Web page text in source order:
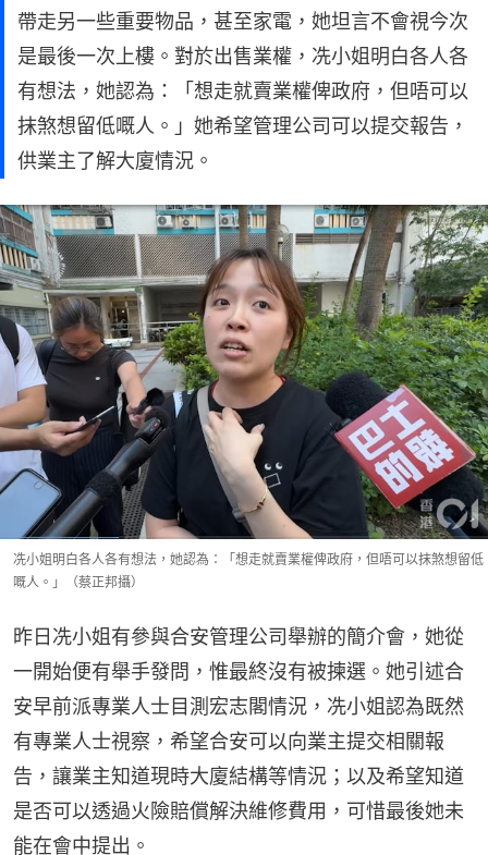
帶走另一些重要物品，甚至家電，她坦言不會視今次
是最後一次上樓。對於出售業權，冼小姐明白各人各
有想法，她認為：「想走就賣業權俾政府，但唔可以
抹煞想留低嘅人。」她希望管理公司可以提交報告，
供業主了解大廈情況。
冼小姐明白各人各有想法，她認為：「想走就賣業權俾政府，但唔可以抹煞想留低
嘅人。」（蔡正邦攝）
昨日冼小姐有參與合安管理公司舉辦的簡介會，她從
一開始便有舉手發問，惟最終沒有被揀選。她引述合
安早前派專業人士目測宏志閣情況，冼小姐認為既然
有專業人士視察，希望合安可以向業主提交相關報
告，讓業主知道現時大廈結構等情況；以及希望知道
是否可以透過火險賠償解決維修費用，可惜最後她未
能在會中提出。